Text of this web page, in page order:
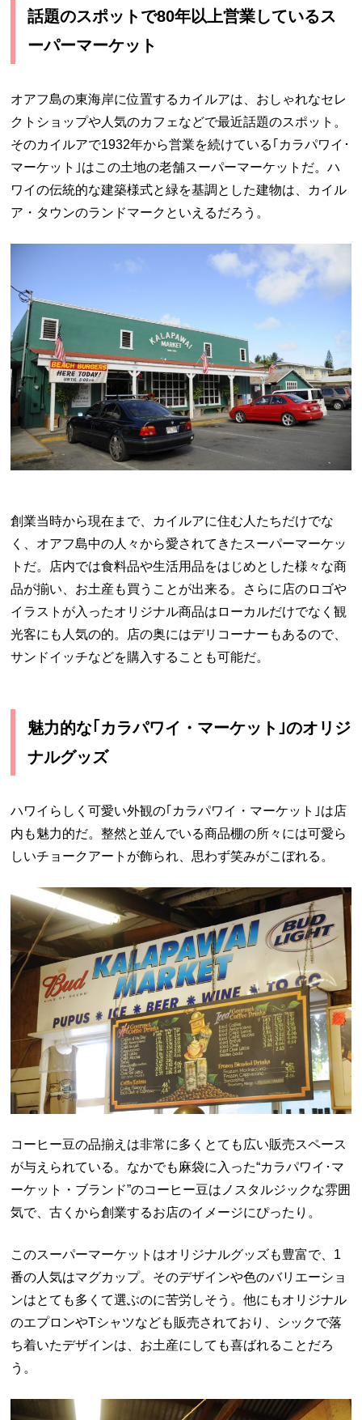
話題のスポットで80年以上営業しているス
ーパーマーケット
オアフ島の東海岸に位置するカイルアは、おしゃれなセレ
クトショップや人気のカフェなどで最近話題のスポット。
そのカイルアで1932年から営業を続けている｢カラパワイ･
マーケット｣はこの土地の老舗スーパーマーケットだ。ハ
ワイの伝統的な建築様式と緑を基調とした建物は、カイル
ア・タウンのランドマークといえるだろう。
創業当時から現在まで、カイルアに住む人たちだけでな
く、オアフ島中の人々から愛されてきたスーパーマーケッ
トだ。店内では食料品や生活用品をはじめとした様々な商
品が揃い、お土産も買うことが出来る。さらに店のロゴや
イラストが入ったオリジナル商品はローカルだけでなく観
光客にも人気の的。店の奥にはデリコーナーもあるので、
サンドイッチなどを購入することも可能だ。
魅力的な｢カラパワイ・マーケット｣のオリジ
ナルグッズ
ハワイらしく可愛い外観の｢カラパワイ・マーケット｣は店
内も魅力的だ。整然と並んでいる商品棚の所々には可愛ら
しいチョークアートが飾られ、思わず笑みがこぼれる。
コーヒー豆の品揃えは非常に多くとても広い販売スペース
が与えられている。なかでも麻袋に入った“カラパワイ･マ
ーケット・ブランド”のコーヒー豆はノスタルジックな雰囲
気で、古くから創業するお店のイメージにぴったり。
このスーパーマーケットはオリジナルグッズも豊富で、1
番の人気はマグカップ。そのデザインや色のバリエーショ
ンはとても多くて選ぶのに苦労しそう。他にもオリジナル
のエプロンやTシャツなども販売されており、シックで落
ち着いたデザインは、お土産にしても喜ばれることだろ
う。